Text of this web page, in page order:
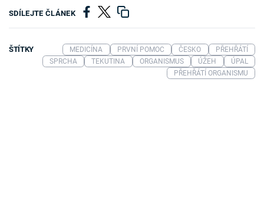
SDÍLEJTE ČLÁNEK
ŠTÍTKY MEDICÍNA PRVNÍ POMOC ČESKO
PŘEHŘÁTÍ
SPRCHA
TEKUTINA ORGANISMUS ÚŽEH
ÚPAL
PŘEHŘÁTÍ ORGANISMU